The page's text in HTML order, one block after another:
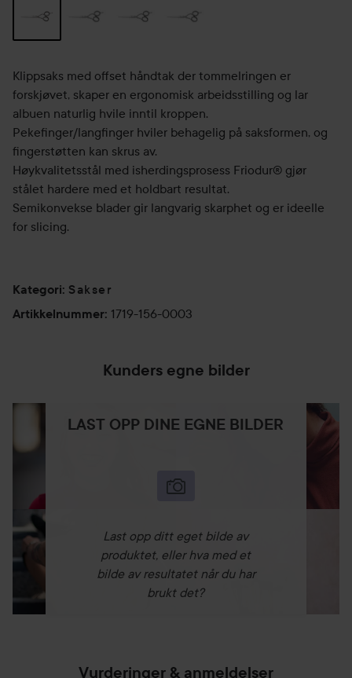
Klippsaks med offset håndtak der tommelringen er
forskjøvet, skaper en ergonomisk arbeidsstilling og lar
albuen naturlig hvile inntil kroppen.
Pekefinger/langfinger hviler behagelig på saksformen, og
fingerstøtten kan skrus av.
Høykvalitetsstål med isherdingsprosess Friodur® gjør
stålet hardere med et holdbart resultat.
Semikonvekse blader gir langvarig skarphet og er ideelle
for slicing.
Kategori: Sakser
Artikkelnummer: 1719-156-0003
Kunders egne bilder
LAST OPP DINE EGNE BILDER
Last opp ditt eget bilde av
produktet, eller hva med et
bilde av resultatet når du har
brukt det?
Vurderinger & anmeldelser